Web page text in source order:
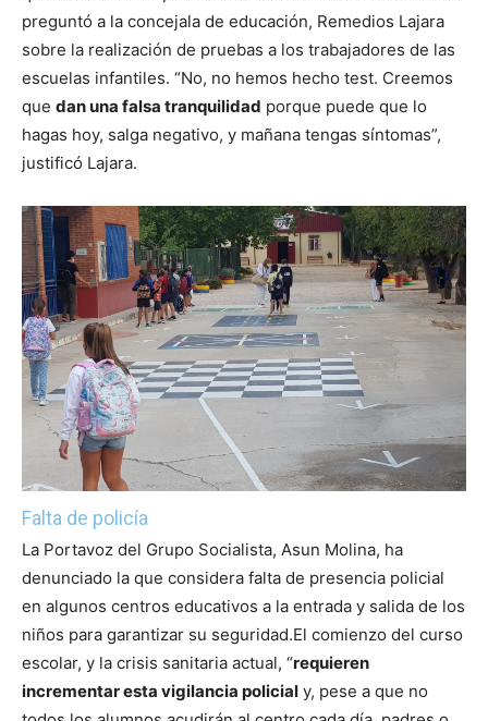
preguntó a la concejala de educación, Remedios Lajara
sobre la realización de pruebas a los trabajadores de las
escuelas infantiles. “No, no hemos hecho test. Creemos
que dan una falsa tranquilidad porque puede que lo
hagas hoy, salga negativo, y mañana tengas síntomas”,
justificó Lajara.
Falta de policía
La Portavoz del Grupo Socialista, Asun Molina, ha
denunciado la que considera falta de presencia policial
en algunos centros educativos a la entrada y salida de los
niños para garantizar su seguridad.El comienzo del curso
escolar, y la crisis sanitaria actual, “requieren
incrementar esta vigilancia policial y, pese a que no